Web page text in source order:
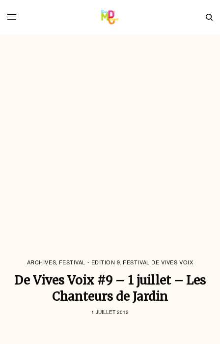
ARCHIVES, FESTIVAL - EDITION 9, FESTIVAL DE VIVES VOIX
De Vives Voix #9 – 1 juillet – Les
Chanteurs de Jardin
1 JUILLET 2012